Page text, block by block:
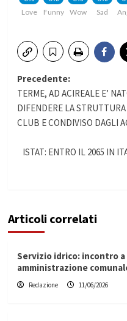
Love
Funny
Wow
Sad
Navigazione
articolo
Precedente:
TERME, AD ACIREALE E’
DIFENDERE LA
CLUB E CONDIVISO DAGLI
ISTAT: ENTRO IL 2065 IN
Articoli correlati
Servizio idrico: incontro a
amministrazione
Redazione 11/06/2026